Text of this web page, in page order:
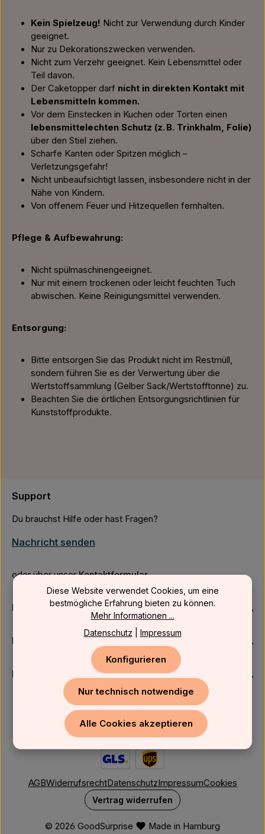
Kein Spielzeug! Nicht zur Verwendung durch Kinder
geeignet.
Nur zu Dekorationszwecken verwenden.
Nicht zum Verzehr geeignet. Kein Lebensmittel oder
Teil davon.
Der Caketopper darf nicht in direkten Kontakt mit
Lebensmitteln kommen.
Vor dem Einstecken in Kuchen oder Torten einen
lebensmittelechten Schutz (z. B. Trinkhalm, Folie)
über den Stiel ziehen.
Scharfe Kanten oder Spitzen möglich –
Verletzungsgefahr!
Nicht unbeaufsichtigt lassen, insbesondere nicht in der
Nähe von Kindern.
Von offenem Feuer und Hitzequellen fernhalten.
Pflege & Aufbewahrung:
Nicht spülmaschinengeeignet.
Nur mit einem trockenen oder leicht feuchten Tuch
abwischen. Keine Reinigungsmittel verwenden.
Entsorgung:
Bitte entsorgen Sie das Produkt nicht im Restmüll,
sondern führen Sie es der Verwertung über die
Wertstoffsammlung (Gelber Sack/Wertstofftonne) zu.
Beachten Sie die örtlichen Entsorgungsrichtlinien für
Kunststoffprodukte.
Support
Du brauchst Hilfe oder hast Fragen?
Nachricht senden
oder über unserKontaktformular.
Firmenkunden
Kundenservice
Newsletter
© 2026 GoodSurprise Made in Hamburg
AGBWiderrufsrechtDatenschutzImpressumCookies
Vertrag widerrufen
Diese Website verwendet Cookies, um eine
bestmögliche Erfahrung bieten zu können.
Mehr Informationen ...
Datenschutz
Impressum
Nur technisch notwendige
Konfigurieren
Alle Cookies akzeptieren